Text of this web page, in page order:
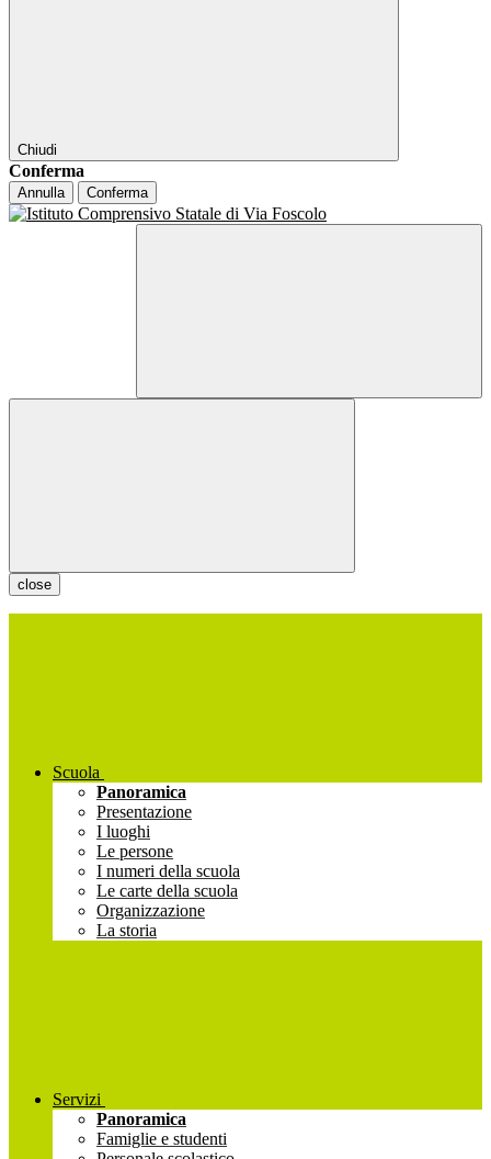
Chiudi
Conferma
Annulla Conferma
close
Scuola
Panoramica
Presentazione
I luoghi
Le persone
I numeri della scuola
Le carte della scuola
Organizzazione
La storia
Servizi
Panoramica
Famiglie e studenti